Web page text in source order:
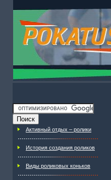
Активный отдых – ролики
История создания роликов
Виды роликовых коньков